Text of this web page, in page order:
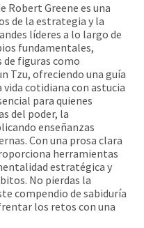
Robert Greene es una
de la estrategia y la
líderes a lo largo de
fundamentales,
de figuras como
Tzu, ofreciendo una guía
cotidiana con astucia
para quienes
del poder, la
enseñanzas
Con una prosa clara
herramientas
estratégica y
No pierdas la
compendio de sabiduría
los retos con una